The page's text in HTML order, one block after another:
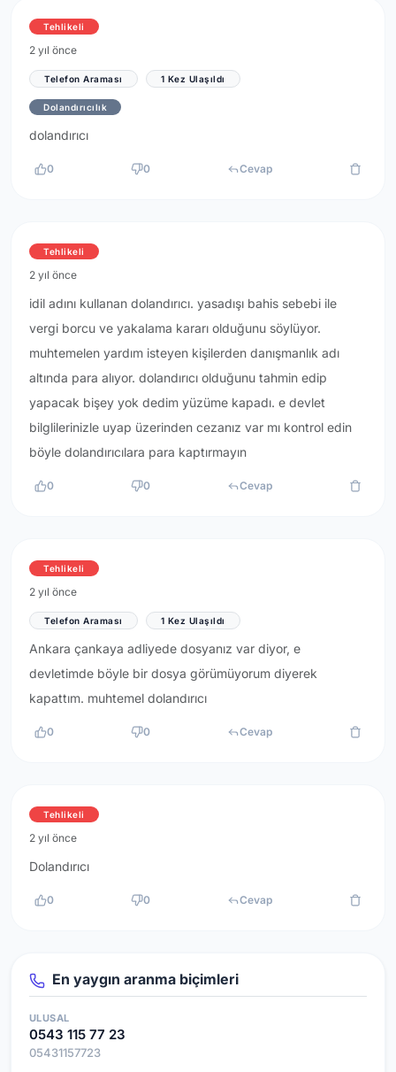
Tehlikeli
2 yıl önce
Telefon Araması 1 Kez Ulaşıldı
Dolandırıcılık
dolandırıcı
0 0 Cevap
Tehlikeli
2 yıl önce
idil adını kullanan dolandırıcı. yasadışı bahis sebebi ile
vergi borcu ve yakalama kararı olduğunu söylüyor.
muhtemelen yardım isteyen kişilerden danışmanlık adı
altında para alıyor. dolandırıcı olduğunu tahmin edip
yapacak bişey yok dedim yüzüme kapadı. e devlet
bilglilerinizle uyap üzerinden cezanız var mı kontrol edin
böyle dolandırıcılara para kaptırmayın
0 0 Cevap
Tehlikeli
2 yıl önce
Telefon Araması 1 Kez Ulaşıldı
Ankara çankaya adliyede dosyanız var diyor, e
devletimde böyle bir dosya görümüyorum diyerek
kapattım. muhtemel dolandırıcı
0 0 Cevap
Tehlikeli
2 yıl önce
Dolandırıcı
0 0 Cevap
En yaygın aranma biçimleri
ULUSAL
0543 115 77 23
05431157723